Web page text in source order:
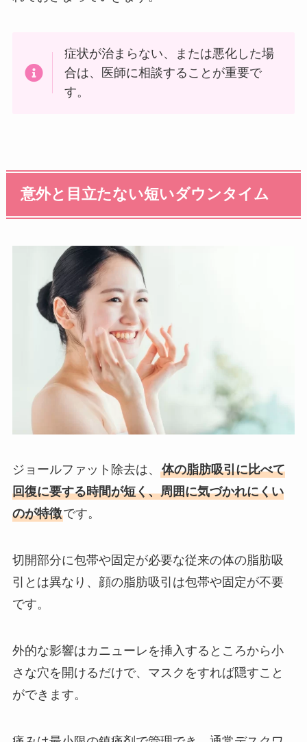
症状が治まらない、または悪化した場
合は、医師に相談することが重要で
す。
意外と目立たない短いダウンタイム
ジョールファット除去は、 体の脂肪吸引に比べて
回復に要する時間が短く、周囲に気づかれにくい
のが特徴です。
切開部分に包帯や固定が必要な従来の体の脂肪吸
引とは異なり、顔の脂肪吸引は包帯や固定が不要
です。
外的な影響はカニューレを挿入するところから小
さな穴を開けるだけで、マスクをすれば隠すこと
ができます。